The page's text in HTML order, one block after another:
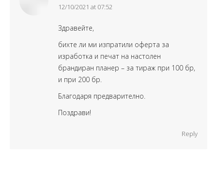
says:
12/10/2021 at 07:52
Здравейте,
бихте ли ми изпратили оферта за
изработка и печат на настолен
брандиран планер – за тираж при 100 бр,
и при 200 бр.
Благодаря предварително.
Поздрави!
Reply